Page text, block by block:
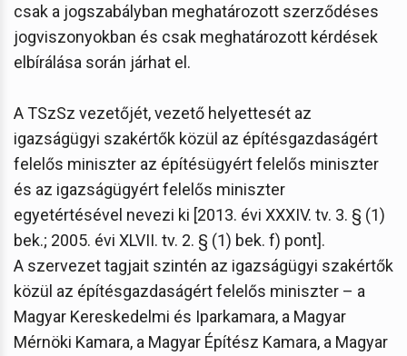
csak a jogszabályban meghatározott szerződéses
jogviszonyokban és csak meghatározott kérdések
elbírálása során járhat el.
A TSzSz vezetőjét, vezető helyettesét az
igazságügyi szakértők közül az építésgazdaságért
felelős miniszter az építésügyért felelős miniszter
és az igazságügyért felelős miniszter
egyetértésével nevezi ki [2013. évi XXXIV. tv. 3. § (1)
bek.; 2005. évi XLVII. tv. 2. § (1) bek. f) pont].
A szervezet tagjait szintén az igazságügyi szakértők
közül az építésgazdaságért felelős miniszter – a
Magyar Kereskedelmi és Iparkamara, a Magyar
Mérnöki Kamara, a Magyar Építész Kamara, a Magyar